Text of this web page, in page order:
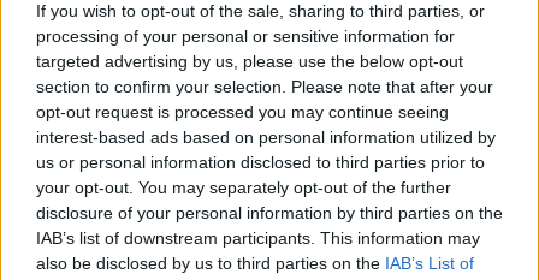
If you wish to opt-out of the sale, sharing to third parties, or
processing of your personal or sensitive information for
targeted advertising by us, please use the below opt-out
section to confirm your selection. Please note that after your
opt-out request is processed you may continue seeing
interest-based ads based on personal information utilized by
us or personal information disclosed to third parties prior to
your opt-out. You may separately opt-out of the further
disclosure of your personal information by third parties on the
IAB’s list of downstream participants. This information may
also be disclosed by us to third parties on the IAB’s List of